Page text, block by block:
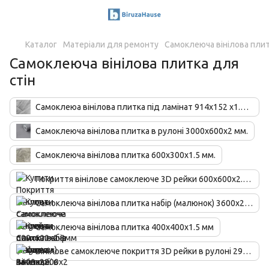
Каталог Матеріали для ремонту Самоклеюча вінілова
Самоклеюча вінілова плитка для
стін
Самоклеюа вінілова плитка під ламінат 914х152 х1.5 мм.
Самоклеюча вінілова плитка в рулоні 3000х600х2 мм.
Самоклеюча вінілова плитка 600х300х1.5 мм.
Покриття вінілове самоклеюче 3D рейки 600х600х2.8мм
Самоклеюча вінілова плитка набір (малюнок) 3600х2800х2 мм.
Самоклеюча вінілова плитка 400х400х1.5 мм
Вінілове самоклеюче покриття 3D рейки в рулоні 2900х600х3 мм